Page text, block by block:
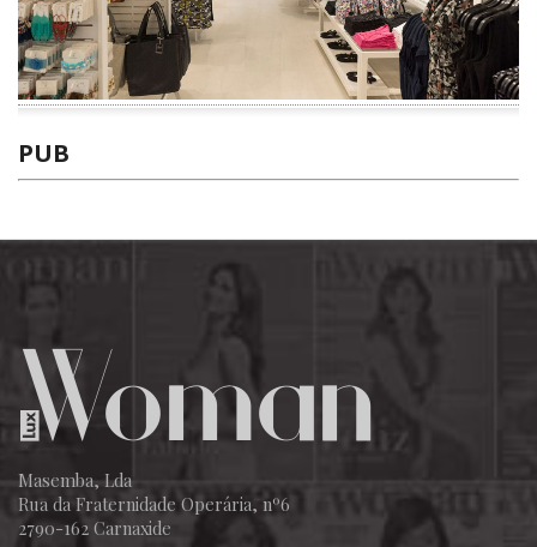
PUB
Masemba, Lda
Rua da Fraternidade Operária, nº6
2790-162 Carnaxide